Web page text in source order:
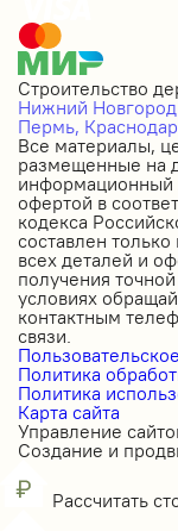
Строительство
Нижний
Пермь,
Все материалы,
размещенные на
информационный
офертой в
кодекса
составлен
всех деталей и
получения
условиях
контактным
связи.
Политика
Политика
Карта сайта
Управление
Создание и
Рассчитать